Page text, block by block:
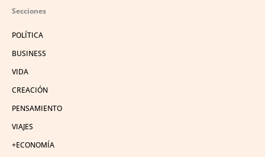
Secciones
POLÍTICA
BUSINESS
VIDA
CREACIÓN
PENSAMIENTO
VIAJES
+ECONOMÍA